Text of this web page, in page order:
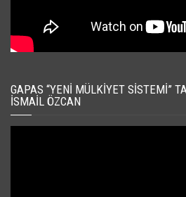
GAPAS “YENI MÜLKIYET SISTEMI”
İSMAIL ÖZCAN